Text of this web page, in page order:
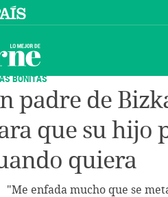
BONITAS
padre de
que su hijo
quiera
"Me enfada mucho que se